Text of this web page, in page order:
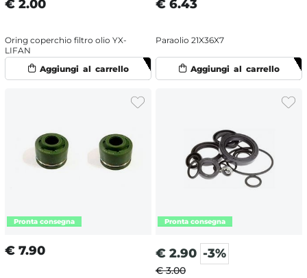
€ 2.00
Oring coperchio filtro olio YX-
LIFAN
€ 6.43
Paraolio 21X36X7
€ 7.90 € 2.90 -3%
€ 3.00